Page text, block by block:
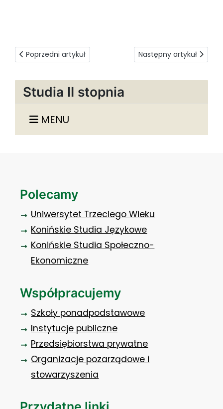
Studia II stopnia
MENU
Poprzedni artykuł: Złożenie wniosku i wymagane
Poprzedni artykuł Następny artykuł:
Następny artykuł
Polecamy
Uniwersytet Trzeciego Wieku
Konińskie Studia Językowe
Konińskie Studia Społeczno-
Ekonomiczne
Współpracujemy
Szkoły ponadpodstawowe
Instytucje publiczne
Przedsiębiorstwa prywatne
Organizacje pozarządowe i
stowarzyszenia